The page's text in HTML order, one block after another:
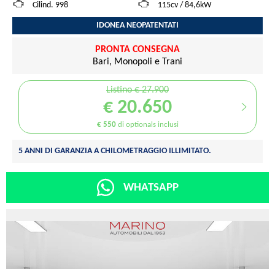
Cilind. 998
115cv / 84,6kW
IDONEA NEOPATENTATI
PRONTA CONSEGNA
Bari, Monopoli e Trani
Listino € 27.900
€ 20.650
€ 550di optionals inclusi
5 ANNI DI GARANZIA A CHILOMETRAGGIO ILLIMITATO.
WHATSAPP